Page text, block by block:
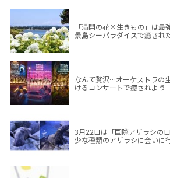
「満開の花×生きもの」は最
景島シーパラダイスで癒され
なんて贅沢…オーケストラの
けるコンサートで癒されよう
3月22日は「国際アザラシの
少な種類のアザラシに会いに